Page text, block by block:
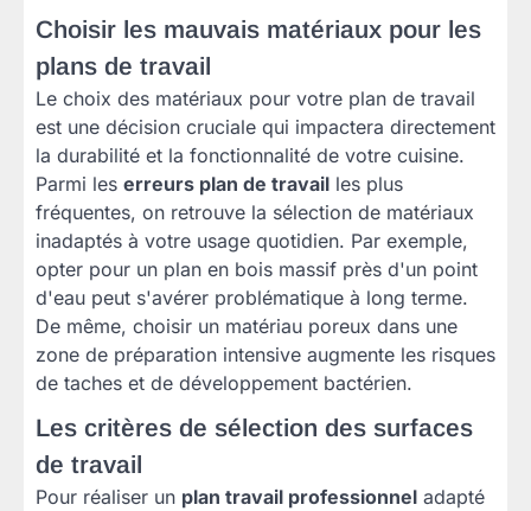
Choisir les mauvais matériaux pour les
plans de travail
Le choix des matériaux pour votre plan de travail
est une décision cruciale qui impactera directement
la durabilité et la fonctionnalité de votre cuisine.
Parmi les erreurs plan de travail les plus
fréquentes, on retrouve la sélection de matériaux
inadaptés à votre usage quotidien. Par exemple,
opter pour un plan en bois massif près d'un point
d'eau peut s'avérer problématique à long terme.
De même, choisir un matériau poreux dans une
zone de préparation intensive augmente les risques
de taches et de développement bactérien.
Les critères de sélection des surfaces
de travail
Pour réaliser un plan travail professionnel adapté